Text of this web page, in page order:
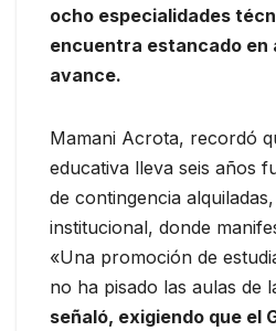
ocho especialidades
encuentra estancado en
avance.
Mamani Acrota, recordó
educativa lleva seis años
de contingencia
institucional, donde
«Una promoción de
no ha pisado las aulas de
señaló, exigiendo que el